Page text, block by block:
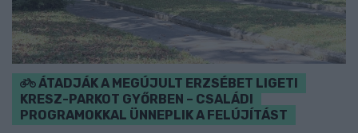
ÁTADJÁK A MEGÚJULT ERZSÉBET LIGETI
KRESZ-PARKOT GYŐRBEN – CSALÁDI
PROGRAMOKKAL ÜNNEPLIK A FELÚJÍTÁST